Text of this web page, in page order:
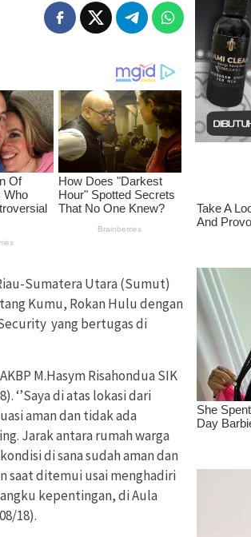
Sumatera Utara (Sumut)
Kumu, Rokan Hulu dengan
yang bertugas di
M.Hasym Risahondua SIK
‘’Saya di atas lokasi dari
aman dan tidak ada
Jarak antara rumah warga
di sana sudah aman dan
saat ditemui usai menghadiri
kepentingan, di Aula
18).